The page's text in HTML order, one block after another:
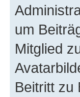
um
Mitglied
Beitritt zu